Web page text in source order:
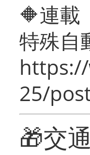
🔶連
特殊自
25/
🎁交